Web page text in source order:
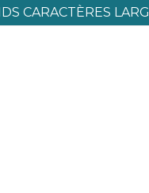
CARACTÈRES